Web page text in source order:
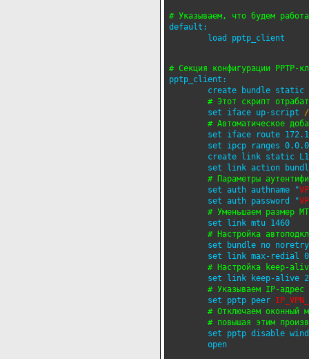
default:
        load pptp_client
pptp_client:
create bundle static
        set iface up-script
set iface route
set ipcp ranges
create link static
set link action
# Параметры
        set auth authname "
        set auth password "
# Уменьшаем размер
        set link mtu 1460
# Настройка
set bundle no noretry
        set link max-redial 0
set link keep-alive
# Указываем IP-адрес
        set pptp peer
# Отключаем оконный
set pptp disable
        open